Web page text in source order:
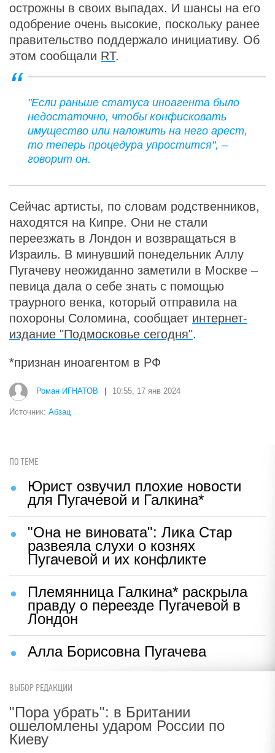
острожны в своих выпадах. И шансы на его
одобрение очень высокие, поскольку ранее
правительство поддержало инициативу. Об
этом сообщали RT.
"Если раньше статуса иноагента было
недостаточно, чтобы конфисковать
имущество или наложить на него арест,
то теперь процедура упростится", –
говорит он.
Сейчас артисты, по словам родственников,
находятся на Кипре. Они не стали
переезжать в Лондон и возвращаться в
Израиль. В минувший понедельник Аллу
Пугачеву неожиданно заметили в Москве –
певица дала о себе знать с помощью
траурного венка, который отправила на
похороны Соломина, сообщает интернет-
издание "Подмосковье сегодня".
*признан иноагентом в РФ
Роман ИГНАТОВ 10:55, 17 янв 2024
Источник: Абзац
ПО ТЕМЕ
Юрист озвучил плохие новости
для Пугачевой и Галкина*
"Она не виновата": Лика Стар
развеяла слухи о кознях
Пугачевой и их конфликте
Племянница Галкина* раскрыла
правду о переезде Пугачевой в
Лондон
Алла Борисовна Пугачева
ВЫБОР РЕДАКЦИИ
"Пора убрать": в Британии
ошеломлены ударом России по
Киеву